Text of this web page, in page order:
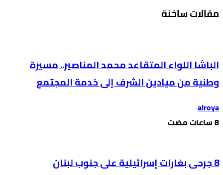
مقالات ساخنة
الباشا اللواء المتقاعد محمد المناصير.. مسيرة
وطنية من ميادين الشرف إلى خدمة المجتمع
alroya
8 جرحى بغارات إسرائيلية على جنوب لبنان